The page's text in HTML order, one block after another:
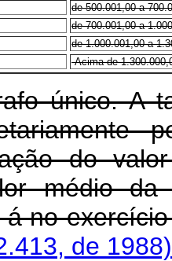
de 500.001,00 a
de 700.001,00 a
de 1.000.001,00 a
Acima de
único. A
do
médio
no
de 1988)